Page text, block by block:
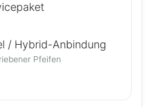
/ Hybrid-Anbindung
Pfeifen